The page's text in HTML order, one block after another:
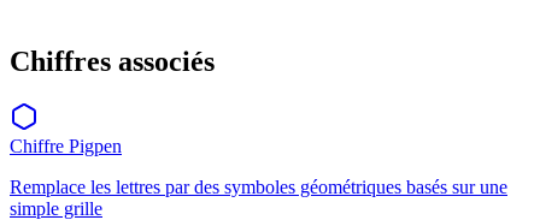
Chiffres associés
Chiffre Pigpen
Remplace les lettres par des symboles géométriques basés sur une
simple grille